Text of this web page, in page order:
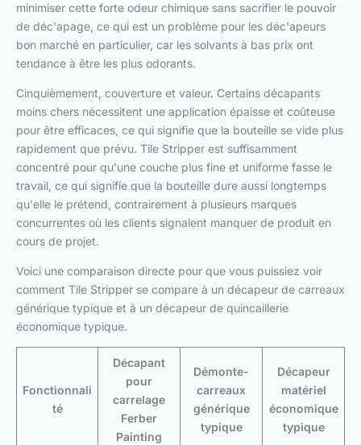
minimiser cette forte odeur chimique sans sacrifier le pouvoir
de déc'apage, ce qui est un problème pour les déc'apeurs
bon marché en particulier, car les solvants à bas prix ont
tendance à être les plus odorants.
Cinquièmement, couverture et valeur. Certains décapants
moins chers nécessitent une application épaisse et coûteuse
pour être efficaces, ce qui signifie que la bouteille se vide plus
rapidement que prévu. Tile Stripper est suffisamment
concentré pour qu'une couche plus fine et uniforme fasse le
travail, ce qui signifie que la bouteille dure aussi longtemps
qu'elle le prétend, contrairement à plusieurs marques
concurrentes où les clients signalent manquer de produit en
cours de projet.
Voici une comparaison directe pour que vous puissiez voir
comment Tile Stripper se compare à un décapeur de carreaux
générique typique et à un décapeur de quincaillerie
économique typique.
Fonctionnali
té
Décapant
pour
carrelage
Ferber
Painting
Démonte-
carreaux
générique
typique
Décapeur
matériel
économique
typique